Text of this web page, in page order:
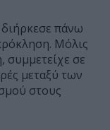
διήρκεσε πάνω
Μόλις
συμμετείχε σε
μεταξύ των
στους